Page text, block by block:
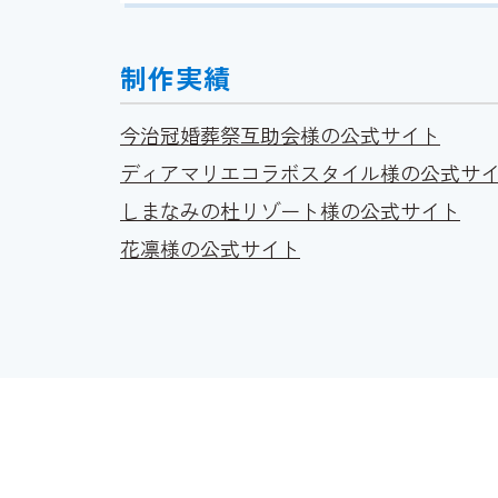
制作実績
今治冠婚葬祭互助会様の公式サイト
ディアマリエコラボスタイル様の公式サ
しまなみの杜リゾート様の公式サイト
花凛様の公式サイト